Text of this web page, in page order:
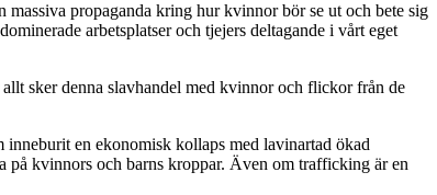
propaganda kring hur kvinnor bör se ut och bete sig
arbetsplatser och tjejers deltagande i vårt eget
sker denna slavhandel med kvinnor och flickor från de
inneburit en ekonomisk kollaps med lavinartad ökad
på kvinnors och barns kroppar. Även om trafficking är en